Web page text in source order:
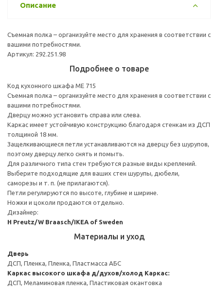
Описание
Съемная полка – организуйте место для хранения в соответствии с
вашими потребностями.
Артикул: 292.251.98
Подробнее о товаре
Код кухонного шкафа ME 715
Съемная полка – организуйте место для хранения в соответствии с
вашими потребностями.
Дверцу можно установить справа или слева.
Каркас имеет устойчивую конструкцию благодаря стенкам из ДСП
толщиной 18 мм.
Защелкивающиеся петли устанавливаются на дверцу без шурупов,
поэтому дверцу легко снять и помыть.
Для различного типа стен требуются разные виды креплений.
Выберите подходящие для ваших стен шурупы, дюбели,
саморезы и т. п. (не прилагаются).
Петли регулируются по высоте, глубине и ширине.
Ножки и цоколи продаются отдельно.
Дизайнер:
H Preutz/W Braasch/IKEA of Sweden
Материалы и уход
Дверь
ДСП, Пленка, Пленка, Пластмасса АБС
Каркас высокого шкафа д/духов/холод Каркас:
ДСП, Меламиновая пленка, Пластиковая окантовка